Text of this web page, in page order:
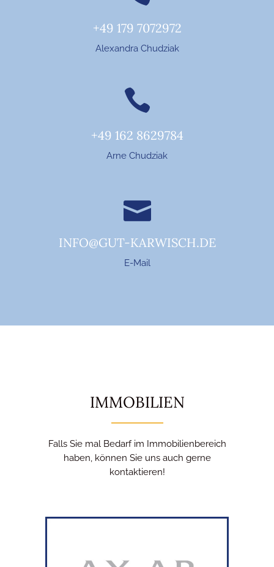
+49 179 7072972
Alexandra Chudziak
+49 162 8629784
Arne Chudziak
INFO@GUT-KARWISCH.DE
E-Mail
IMMOBILIEN
Falls Sie mal Bedarf im Immobilienbereich
haben, können Sie uns auch gerne
kontaktieren!